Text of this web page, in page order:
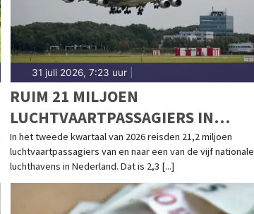
31 juli 2026, 7:23 uur|
RUIM 21 MILJOEN
LUCHTVAARTPASSAGIERS IN
TWEEDE KWARTAAL, WEL MINDER
VLUCHTEN
In het tweede kwartaal van 2026 reisden 21,2 miljoen
luchtvaartpassagiers van en naar een van de vijf nationale
luchthavens in Nederland. Dat is 2,3 [...]